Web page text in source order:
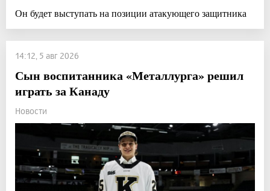
Он будет выступать на позиции атакующего защитника
14:12, 5 авг 2026
Сын воспитанника «Металлурга» решил
играть за Канаду
Новости